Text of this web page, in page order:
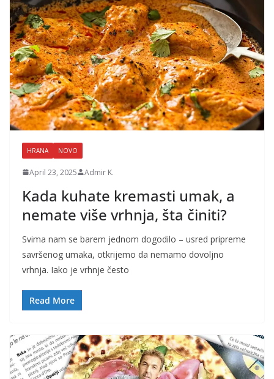
HRANA NOVO
April 23, 2025 Admir K.
Kada kuhate kremasti umak, a
nemate više vrhnja, šta činiti?
Svima nam se barem jednom dogodilo – usred pripreme
savršenog umaka, otkrijemo da nemamo dovoljno
vrhnja. Iako je vrhnje često
Read More